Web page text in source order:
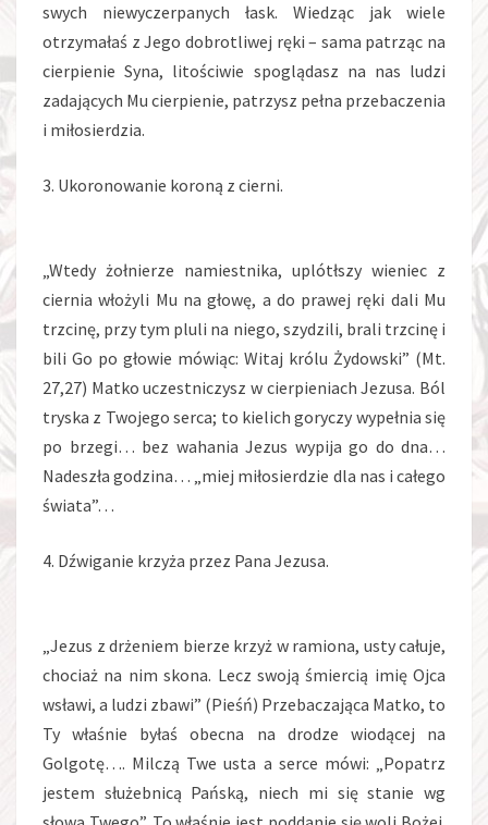
swych niewyczerpanych łask. Wiedząc jak wiele
otrzymałaś z Jego dobrotliwej ręki – sama patrząc na
cierpienie Syna, litościwie spoglądasz na nas ludzi
zadających Mu cierpienie, patrzysz pełna przebaczenia
i miłosierdzia.
3. Ukoronowanie koroną z cierni.
„Wtedy żołnierze namiestnika, uplótłszy wieniec z
ciernia włożyli Mu na głowę, a do prawej ręki dali Mu
trzcinę, przy tym pluli na niego, szydzili, brali trzcinę i
bili Go po głowie mówiąc: Witaj królu Żydowski” (Mt.
27,27) Matko uczestniczysz w cierpieniach Jezusa. Ból
tryska z Twojego serca; to kielich goryczy wypełnia się
po brzegi… bez wahania Jezus wypija go do dna…
Nadeszła godzina… „miej miłosierdzie dla nas i całego
świata”…
4. Dźwiganie krzyża przez Pana Jezusa.
„Jezus z drżeniem bierze krzyż w ramiona, usty całuje,
chociaż na nim skona. Lecz swoją śmiercią imię Ojca
wsławi, a ludzi zbawi” (Pieśń) Przebaczająca Matko, to
Ty właśnie byłaś obecna na drodze wiodącej na
Golgotę…. Milczą Twe usta a serce mówi: „Popatrz
jestem służebnicą Pańską, niech mi się stanie wg